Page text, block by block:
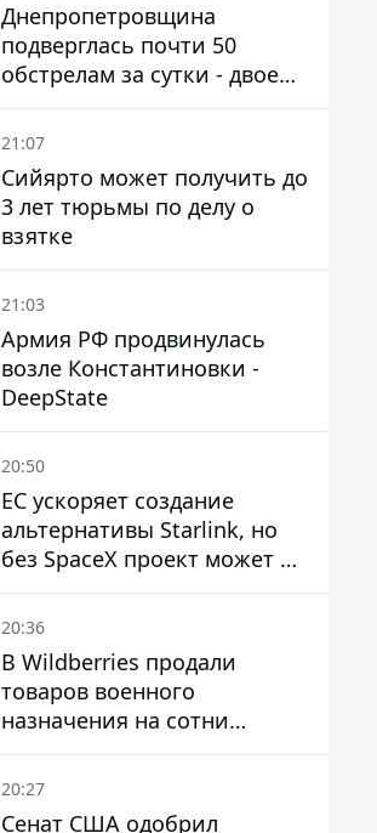
Днепропетровщина
подверглась почти 50
обстрелам за сутки - двое
погибших, шесть
пострадавших
21:07
Сийярто может получить до
3 лет тюрьмы по делу о
взятке
21:03
Армия РФ продвинулась
возле Константиновки -
DeepState
20:50
ЕС ускоряет создание
альтернативы Starlink, но
без SpaceX проект может не
обойтись
20:36
В Wildberries продали
товаров военного
назначения на сотни
миллионов, но удары ВСУ
изменили ситуацию
20:27
Сенат США одобрил